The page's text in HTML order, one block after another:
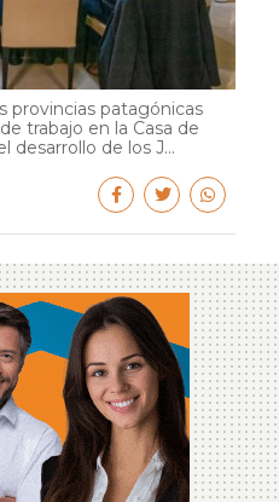
provincias patagónicas
trabajo en la Casa de
desarrollo de los J...